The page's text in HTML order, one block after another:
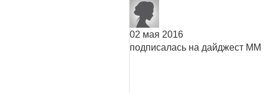
02 мая 2016
подписалась на дайджест ММ